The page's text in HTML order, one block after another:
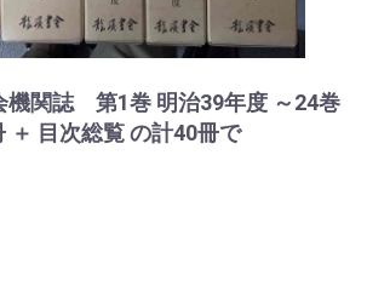
関誌 第1巻 明治39年度 ～24巻
＋ 目次総覧 の計40冊で